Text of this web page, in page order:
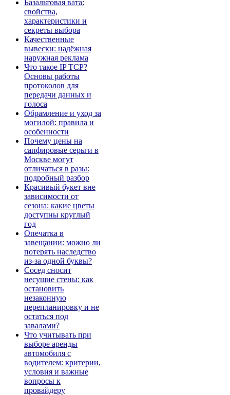
Базальтовая вата:
свойства,
характеристики и
секреты выбора
Качественные
вывески: надёжная
наружная реклама
Что такое IP TCP?
Основы работы
протоколов для
передачи данных и
голоса
Обрамление и уход за
могилой: правила и
особенности
Почему цены на
сапфировые серьги в
Москве могут
отличаться в разы:
подробный разбор
Красивый букет вне
зависимости от
сезона: какие цветы
доступны круглый
год
Опечатка в
завещании: можно ли
потерять наследство
из-за одной буквы?
Сосед сносит
несущие стены: как
остановить
незаконную
перепланировку и не
остаться под
завалами?
Что учитывать при
выборе аренды
автомобиля с
водителем: критерии,
условия и важные
вопросы к
провайдеру